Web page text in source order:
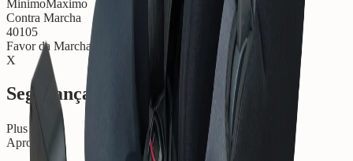
MinimoMaximo
Contra Marcha
40105
Favor da Marcha
X
Segurança e Certificações
Plus Test
Aprovado